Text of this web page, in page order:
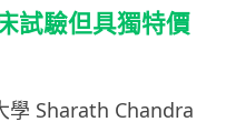
試驗但具獨特價
學 Sharath Chandra